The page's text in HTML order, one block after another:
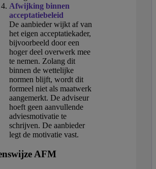
Afwijking binnen
acceptatiebeleid
De aanbieder wijkt af van
het eigen acceptatiekader,
bijvoorbeeld door een
hoger deel overwerk mee
te nemen. Zolang dit
binnen de wettelijke
normen blijft, wordt dit
formeel niet als maatwerk
aangemerkt. De adviseur
hoeft geen aanvullende
adviesmotivatie te
schrijven. De aanbieder
legt de motivatie vast.
AFM